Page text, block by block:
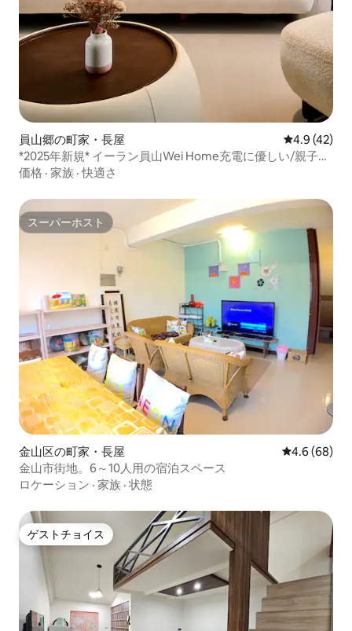
員山郷の町家・長屋 レビュー42
4.9 (42)
*2025年新規* イーラン員山Wei Home充電に優しい/親子写
真/週歳パーティー
価格 · 家族 ·快適さ
スーパーホスト
スーパーホスト
金山区の町家・長屋 レビュー68
4.6 (68)
金山市街地。6～10人用の宿泊スペース
ロケーション · 家族 · 状態
ゲストチョイス
ゲストチョイス